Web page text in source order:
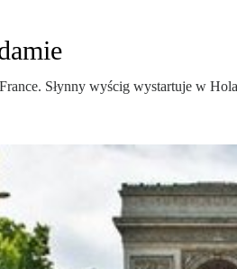
Słynny wyścig wystartuje w